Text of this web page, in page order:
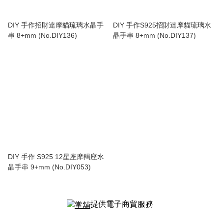
DIY 手作招財達摩貓琉璃水晶手
串 8+mm (No.DIY136)
DIY 手作S925招財達摩貓琉璃水
晶手串 8+mm (No.DIY137)
DIY 手作 S925 12星座摩羯座水
晶手串 9+mm (No.DIY053)
提供電子商貿服務